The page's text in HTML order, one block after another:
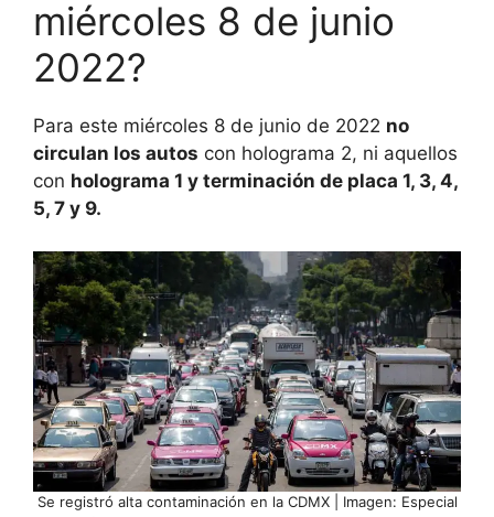
miércoles 8 de junio
2022?
Para este miércoles 8 de junio de 2022 no
circulan los autos con holograma 2, ni aquellos
con holograma 1 y terminación de placa 1, 3, 4,
5, 7 y 9.
Se registró alta contaminación en la CDMX | Imagen: Especial